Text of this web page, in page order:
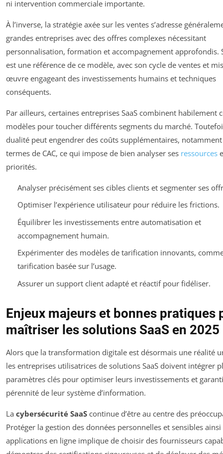
ni intervention commerciale importante.
À l’inverse, la stratégie axée sur les ventes s’adresse
grandes entreprises avec des offres complexes nécessitant
personnalisation, formation et accompagnement approfondis.
est une référence de ce modèle, avec son cycle de ventes et
œuvre engageant des investissements humains et techniques
conséquents.
Par ailleurs, certaines entreprises SaaS combinent habilement
modèles pour toucher différents segments du marché.
dualité peut engendrer des coûts supplémentaires,
termes de CAC, ce qui impose de bien analyser ses ressources
priorités.
Analyser précisément ses cibles clients et segmenter ses
Optimiser l’expérience utilisateur pour réduire les frictions.
Équilibrer les investissements entre automatisation et
accompagnement humain.
Expérimenter des modèles de tarification innovants,
tarification basée sur l’usage.
Assurer un support client adapté et réactif pour fidéliser.
Enjeux majeurs et bonnes pratiques
maîtriser les solutions SaaS en 2025
Alors que la transformation digitale est désormais une réalité
les entreprises utilisatrices de solutions SaaS doivent intégrer
paramètres clés pour optimiser leurs investissements et
pérennité de leur système d’information.
La cybersécurité SaaS continue d’être au centre des
Protéger la gestion des données personnelles et sensibles ainsi
applications en ligne implique de choisir des fournisseurs